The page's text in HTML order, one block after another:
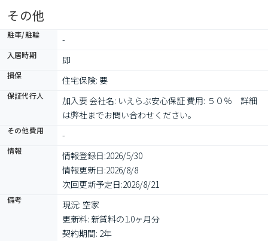
その他
駐車/駐輪 -
入居時期 即
損保 住宅保険: 要
保証代行人
加入要 会社名: いえらぶ安心保証 費用: ５０％　詳細
は弊社までお問い合わせください。
その他費用 -
情報 情報登録日:2026/5/30
情報更新日:2026/8/8
次回更新予定日:2026/8/21
備考
現況: 空家
更新料: 新賃料の1.0ヶ月分
契約期間: 2年